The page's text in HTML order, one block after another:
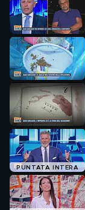
PUNTATA INTERA